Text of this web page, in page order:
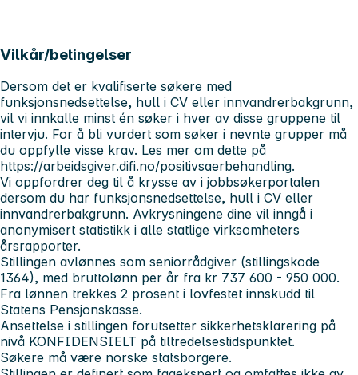
Vilkår/betingelser
Dersom det er kvalifiserte søkere med
funksjonsnedsettelse, hull i CV eller innvandrerbakgrunn,
vil vi innkalle minst én søker i hver av disse gruppene til
intervju. For å bli vurdert som søker i nevnte grupper må
du oppfylle visse krav. Les mer om dette på
https://arbeidsgiver.difi.no/positivsaerbehandling.
Vi oppfordrer deg til å krysse av i jobbsøkerportalen
dersom du har funksjonsnedsettelse, hull i CV eller
innvandrerbakgrunn. Avkrysningene dine vil inngå i
anonymisert statistikk i alle statlige virksomheters
årsrapporter.
Stillingen avlønnes som seniorrådgiver (stillingskode
1364), med bruttolønn per år fra kr 737 600 - 950 000.
Fra lønnen trekkes 2 prosent i lovfestet innskudd til
Statens Pensjonskasse.
Ansettelse i stillingen forutsetter sikkerhetsklarering på
nivå KONFIDENSIELT på tiltredelsestidspunktet.
Søkere må være norske statsborgere.